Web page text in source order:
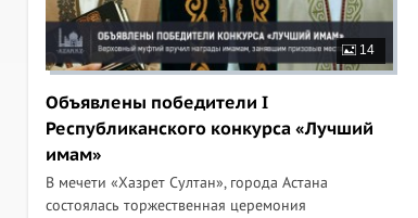
14
Объявлены победители I
Республиканского конкурса «Лучший
имам»
В мечети «Хазрет Султан», города Астана
состоялась торжественная церемония